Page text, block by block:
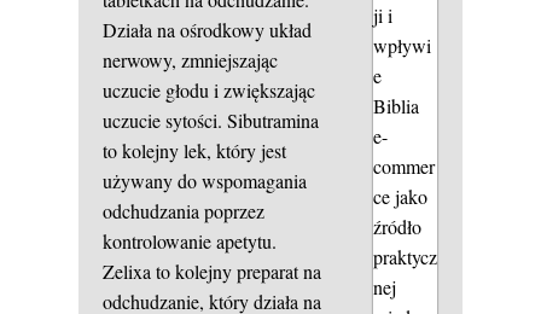
Działa na ośrodkowy układ
nerwowy, zmniejszając
uczucie głodu i zwiększając
uczucie sytości. Sibutramina
to kolejny lek, który jest
używany do wspomagania
odchudzania poprzez
kontrolowanie apetytu.
Zelixa to kolejny preparat na
odchudzanie, który działa na
ji i
wpływi
e
Biblia
e-
commer
ce jako
źródło
praktycz
nej